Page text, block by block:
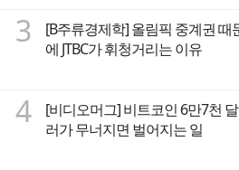
3
[B주류경제학] 올림픽 중계권 때
에 JTBC가 휘청거리는 이유
4
[비디오머그] 비트코인 6만7천 달
러가 무너지면 벌어지는 일